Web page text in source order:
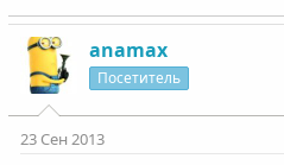
anamax
Посетитель
23 Сен 2013